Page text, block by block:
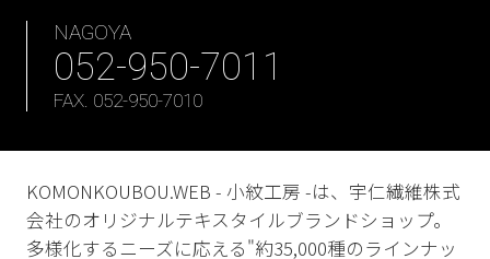
NAGOYA
052-950-7011
FAX. 052-950-7010
KOMONKOUBOU.WEB - 小紋工房 -は、宇仁繊維株式
会社のオリジナルテキスタイルブランドショップ。
多様化するニーズに応える"約35,000種のラインナッ